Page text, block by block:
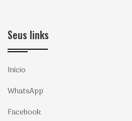
Seus links
Início
WhatsApp
Facebook